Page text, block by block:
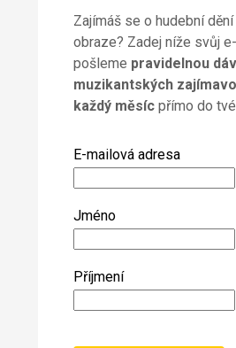
Zajímáš se o hudební
obraze? Zadej níže svůj
pošleme pravidelnou
muzikantských
každý měsícpřímo do tvé
E-mailová adresa
Jméno
Příjmení